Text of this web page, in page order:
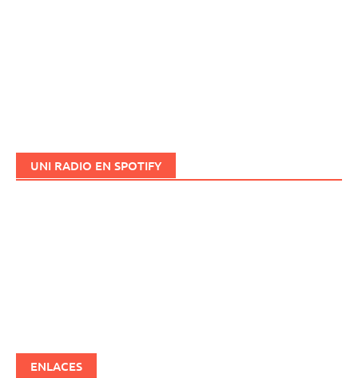
UNI RADIO EN SPOTIFY
ENLACES